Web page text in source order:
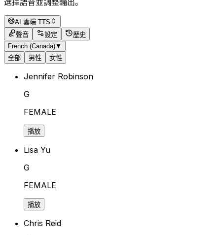
AI 雲端 TTS
聲音
設定
歷史
French (Canada)▼
全部
男性 女性
Jennifer Robinson
G
FEMALE
播放
Lisa Yu
G
FEMALE
播放
Chris Reid